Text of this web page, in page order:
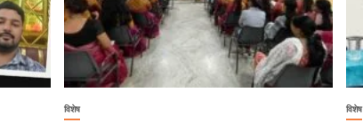
विशेष विशेष